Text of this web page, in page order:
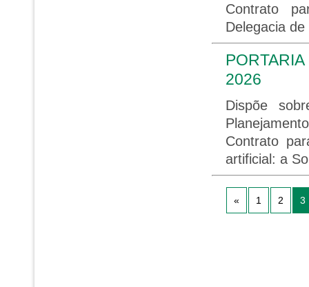
Contrato
Delegacia
2026
Dispõe
Contrato
artificial: a
« 1 2 3